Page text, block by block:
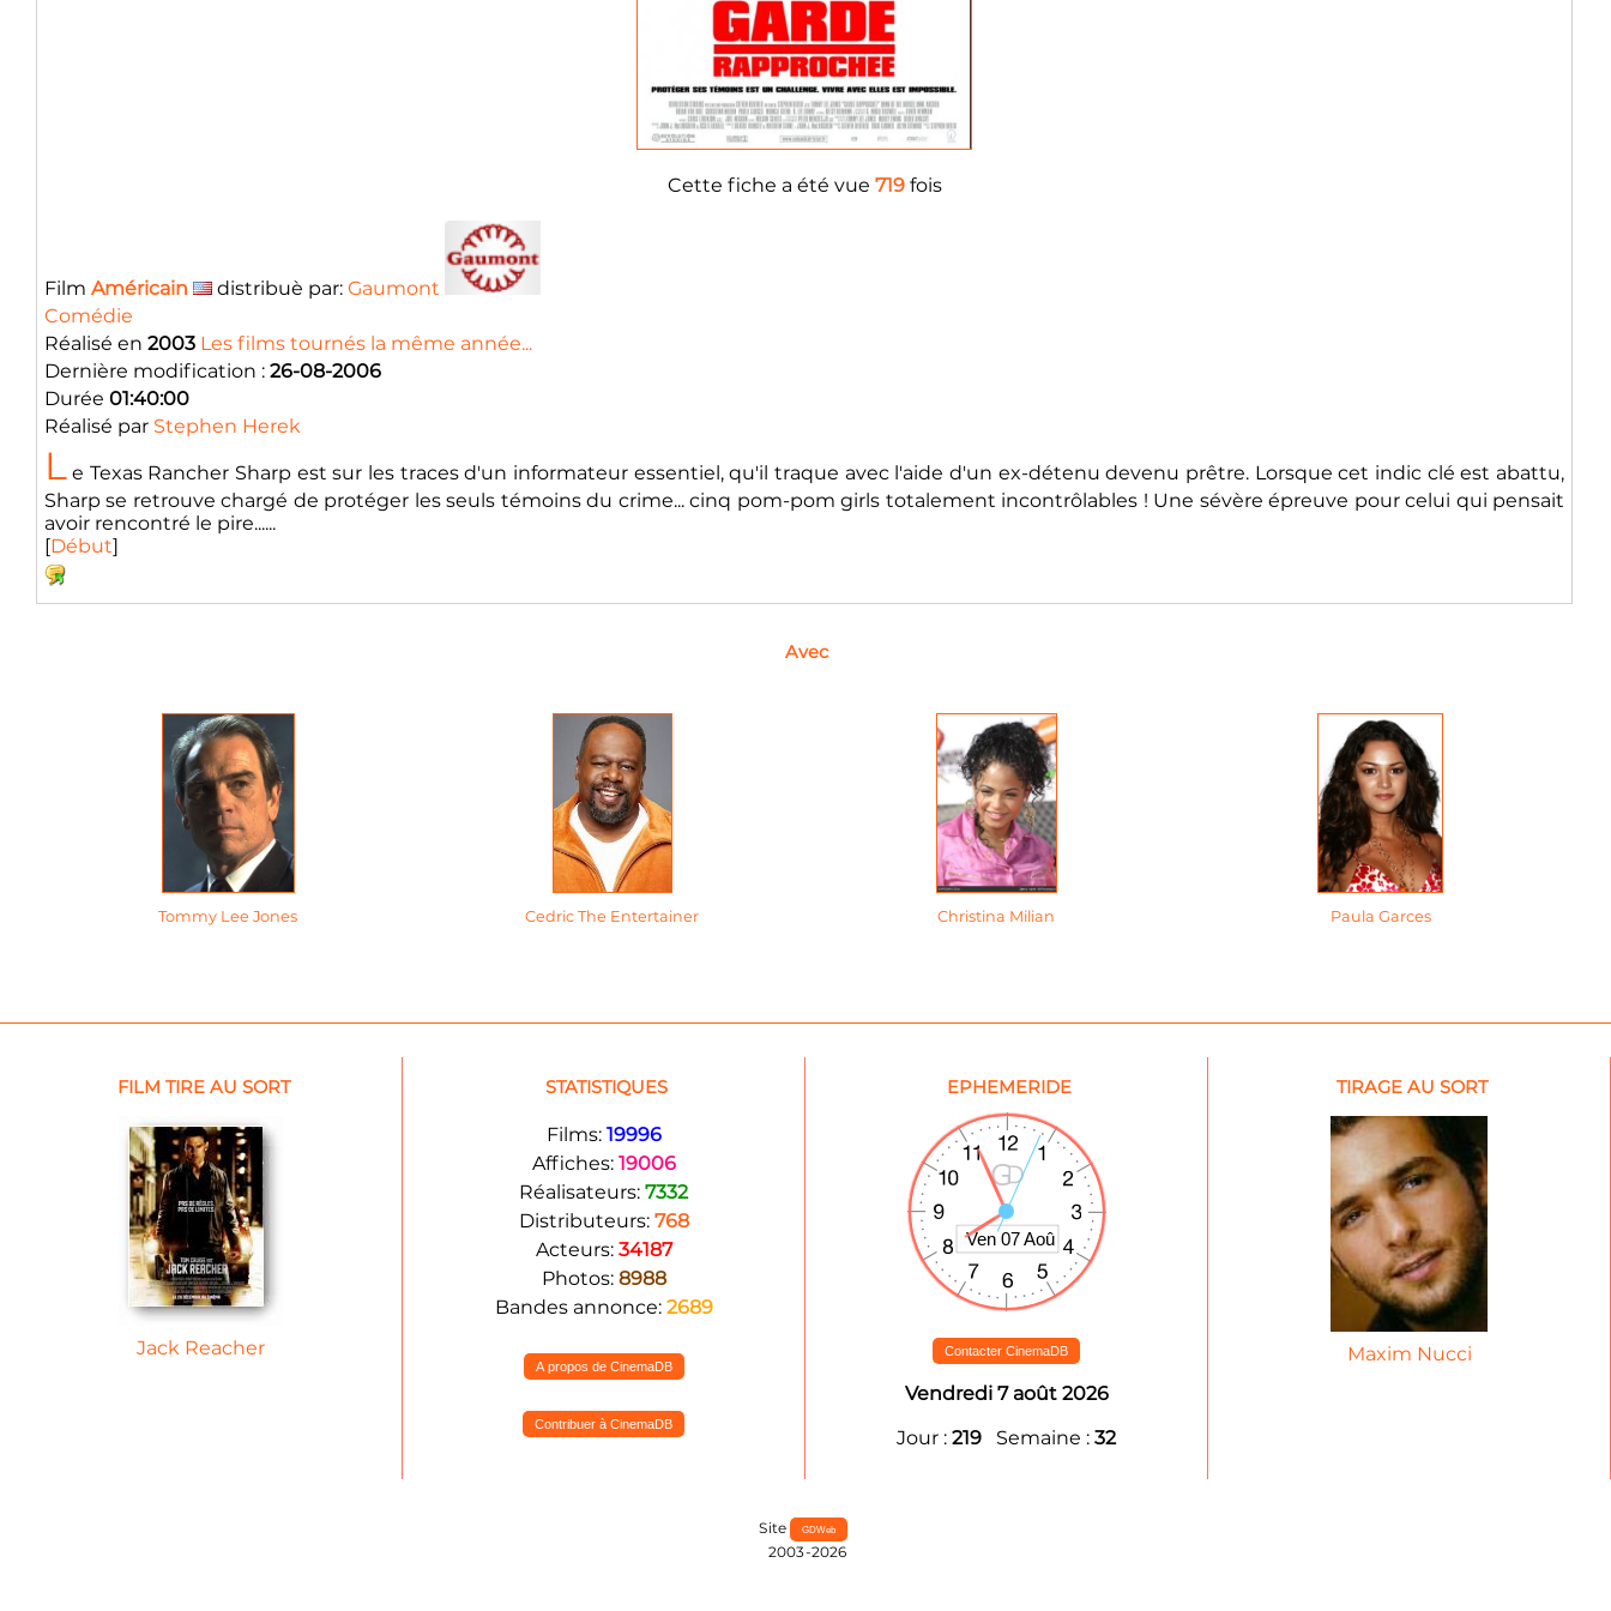
Cette fiche a été vue 719fois
Film Américain distribuè par: Gaumont
Comédie
Réalisé en 2003 Les films tournés la même année...
Dernière modification : 26-08-2006
Durée 01:40:00
Réalisé par Stephen Herek
L e Texas Rancher Sharp est sur les traces d'un informateur essentiel, qu'il traque avec l'aide d'un ex-détenu devenu prêtre. Lorsque cet indic clé est abattu,
Sharp se retrouve chargé de protéger les seuls témoins du crime... cinq pom-pom girls totalement incontrôlables ! Une sévère épreuve pour celui qui pensait
avoir rencontré le pire......
[Début]
Avec
Tommy Lee Jones Cedric The Entertainer Christina Milian Paula Garces
FILM TIRE AU SORT
Jack Reacher
STATISTIQUES
Films: 19996
Affiches: 19006
Réalisateurs: 7332
Distributeurs: 768
Acteurs: 34187
Photos: 8988
Bandes annonce: 2689
A propos de CinemaDB
Contribuer à CinemaDB
EPHEMERIDE
Contacter CinemaDB
Vendredi 7 août 2026
Jour : 219 Semaine : 32
TIRAGE AU SORT
Maxim Nucci
Site GDWeb
2003-2026